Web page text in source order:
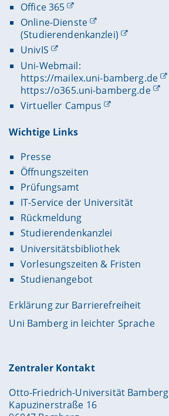
Office 365
Online-Dienste
(Studierendenkanzlei)
UnivIS
Uni-Webmail:
https://mailex.uni-bamberg.de
https://o365.uni-bamberg.de
Virtueller Campus
Wichtige Links
Presse
Öffnungszeiten
Prüfungsamt
IT-Service der Universität
Rückmeldung
Studierendenkanzlei
Universitätsbibliothek
Vorlesungszeiten & Fristen
Studienangebot
Erklärung zur Barrierefreiheit
Uni Bamberg in leichter Sprache
Zentraler Kontakt
Otto-Friedrich-Universität Bamberg
Kapuzinerstraße 16